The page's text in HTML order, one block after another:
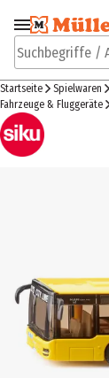
Zur
springen
Suchbegriffe /
Startseite Spielwaren
Fahrzeuge & Fluggeräte